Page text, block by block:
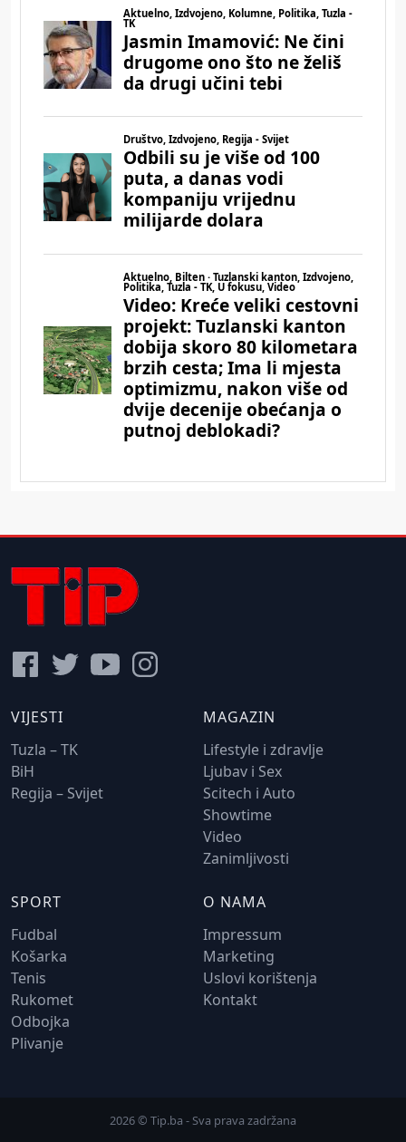
VIJESTI
Tuzla – TK
BiH
Regija – Svijet
MAGAZIN
Lifestyle i zdravlje
Ljubav i Sex
Scitech i Auto
Showtime
Video
Zanimljivosti
SPORT
Fudbal
Košarka
Tenis
Rukomet
Odbojka
Plivanje
O NAMA
Impressum
Marketing
Uslovi korištenja
Kontakt
2026 © Tip.ba - Sva prava zadržana